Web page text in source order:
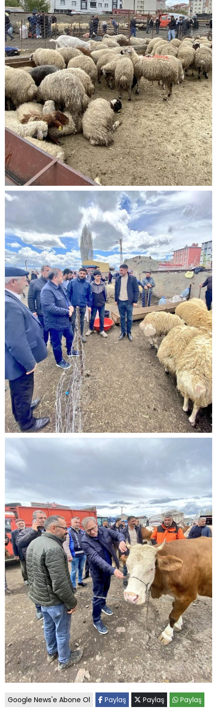
Google News'e Abone Ol Paylaş Paylaş Paylaş